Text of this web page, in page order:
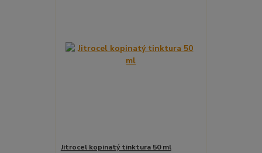
Jitrocel kopinatý tinktura 50 ml